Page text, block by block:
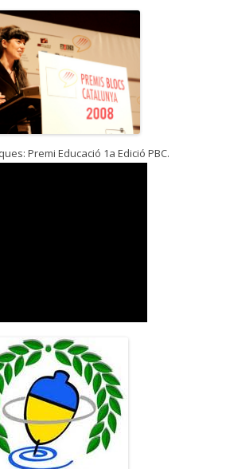
Premi Educació 1a Edició PBC.